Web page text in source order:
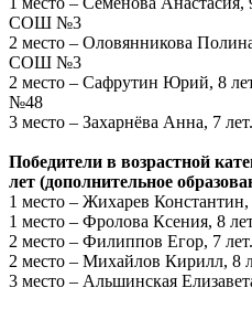
СОШ №3
2 место – Оловянникова
СОШ №3
2 место – Сафрутин Юрий, 8
№48
3 место – Захарнёва Анна, 7
Победители в возрастной
лет (дополнительное
1 место – Жихарев
1 место – Фролова Ксения, 8
2 место – Филиппов Егор, 7
2 место – Михайлов Кирилл, 8
3 место – Альшинская